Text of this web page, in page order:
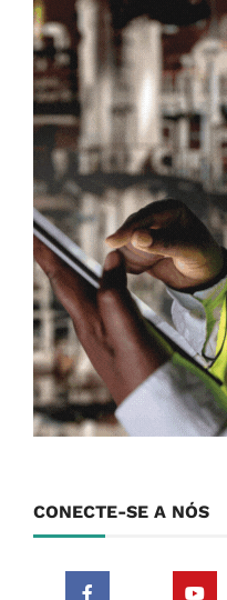
CONECTE-SE A NÓS